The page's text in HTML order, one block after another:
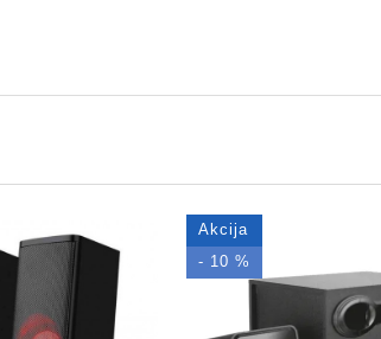
Akcija
- 10 %